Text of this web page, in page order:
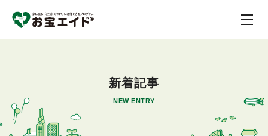
新着記事
NEW ENTRY